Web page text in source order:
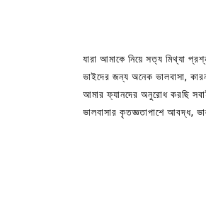
যারা আমাকে নিয়ে সত্য মিথ্যা
ভাইদের জন্য অনেক ভালবাসা,
আমার ফ্যানদের অনুরোধ করছি
ভালবাসার কৃতজ্ঞতাপাশে আবদ্ধ,
কুমিল্লা
পদের জন্য
July 30,